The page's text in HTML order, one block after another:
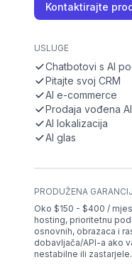
Kontaktirajte
USLUGE
Chatbotovi s AI
Pitajte svoj CRM
AI e-commerce
Prodaja vođena AI
AI lokalizacija
AI glas
PRODUŽENA
Oko $150 - $400 /
hosting, prioritetnu
osnovnih, obrazaca i
dobavljača/API-a ako
nestabilne ili zastarjele.